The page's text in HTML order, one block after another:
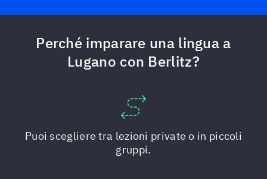
Perché imparare una lingua a
Lugano con Berlitz?
Puoi scegliere tra lezioni private o in piccoli
gruppi.